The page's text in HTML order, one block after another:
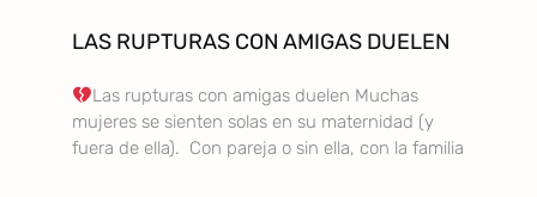
LAS RUPTURAS CON AMIGAS DUELEN
Las rupturas con amigas duelen Muchas
mujeres se sienten solas en su maternidad (y
fuera de ella). Con pareja o sin ella, con la familia